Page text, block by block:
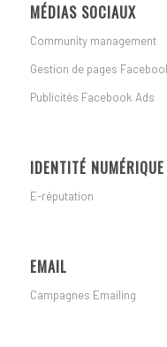
MÉDIAS SOCIAUX
Community management
Gestion de pages
Publicités Facebook Ads
IDENTITÉ NUMÉRIQUE
E-réputation
EMAIL
Campagnes Emailing